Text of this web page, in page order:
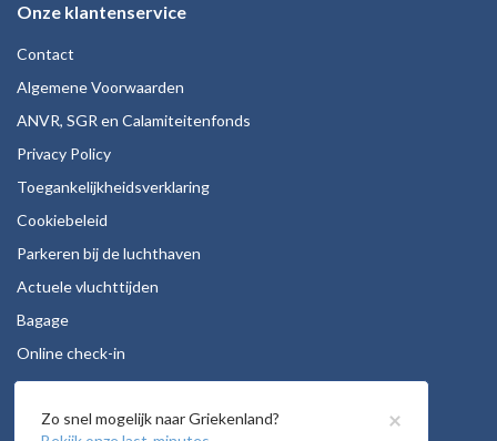
Onze klantenservice
Contact
Algemene Voorwaarden
ANVR, SGR en Calamiteitenfonds
Privacy Policy
Toegankelijkheidsverklaring
Cookiebeleid
Parkeren bij de luchthaven
Actuele vluchttijden
Bagage
Online check-in
Stoelreservering
Autohuur
×
Zo snel mogelijk naar Griekenland?